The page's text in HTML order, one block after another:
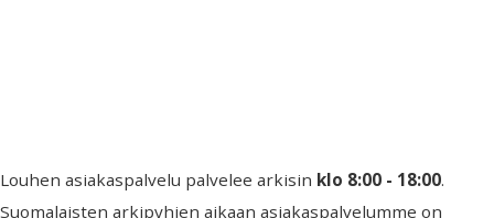
Louhen asiakaspalvelu palvelee arkisin klo 8:00 - 18:00.
Suomalaisten arkipyhien aikaan asiakaspalvelumme on